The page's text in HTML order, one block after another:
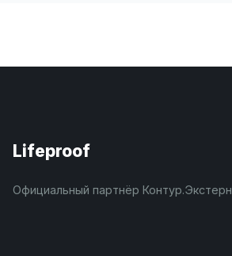
Lifeproof
Официальный партнёр Контур.Экстерн